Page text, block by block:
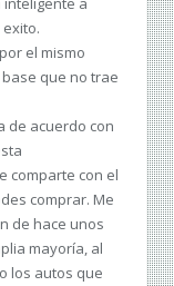
el mismo
que no trae
de acuerdo con
comparte con el
comprar. Me
de hace unos
mayoría, al
los autos que